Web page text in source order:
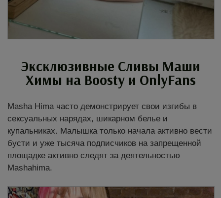
Эксклюзивные Сливы Маши
Химы на Boosty и OnlyFans
Masha Hima часто демонстрирует свои изгибы в
сексуальных нарядах, шикарном белье и
купальниках. Малышка только начала активно вести
бусти и уже тысяча подписчиков на запрещенной
площадке активно следят за деятельностью
Mashahima.